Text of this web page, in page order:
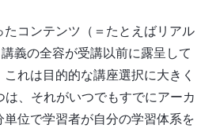
コンテンツ（＝たとえばリアル
義の全容が受講以前に露呈して
れは目的的な講座選択に大きく
、それがいつでもすでにアーカ
位で学習者が自分の学習体系を